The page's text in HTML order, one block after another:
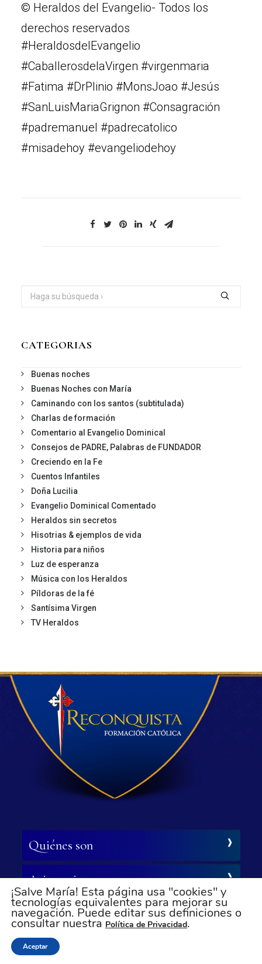
© Heraldos del Evangelio- Todos los
derechos reservados
#HeraldosdelEvangelio
#CaballerosdelaVirgen #virgenmaria
#Fatima #DrPlinio #MonsJoao #Jesús
#SanLuisMariaGrignon #Consagración
#padremanuel #padrecatolico
#misadehoy #evangeliodehoy
CATEGORIAS
Buenas noches
Buenas Noches con María
Caminando con los santos (subtitulada)
Charlas de formación
Comentario al Evangelio Dominical
Consejos de PADRE, Palabras de FUNDADOR
Creciendo en la Fe
Cuentos Infantiles
Doña Lucilia
Evangelio Dominical Comentado
Heraldos sin secretos
Hisotrias & ejemplos de vida
Historia para niños
Luz de esperanza
Música con los Heraldos
Píldoras de la fé
Santísima Virgen
TV Heraldos
Quiénes son
Asistencia
Síganos
¡Salve María! Esta página usa "cookies" y
tecnologías equivalentes para mejorar su
navegación. Puede editar sus definiciones o
consultar nuestra Política de Privacidad.
Aceptar